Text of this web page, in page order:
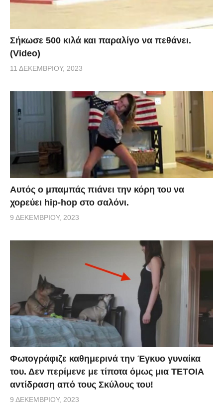
Σήκωσε 500 κιλά και παραλίγο να πεθάνει.
(Video)
11 ΔΕΚΕΜΒΡΊΟΥ, 2023
Αυτός ο μπαμπάς πιάνει την κόρη του να
χορεύει hip-hop στο σαλόνι.
9 ΔΕΚΕΜΒΡΊΟΥ, 2023
Φωτογράφιζε καθημερινά την Έγκυο γυναίκα
του. Δεν περίμενε με τίποτα όμως μια ΤΕΤΟΙΑ
αντίδραση από τους Σκύλους του!
9 ΔΕΚΕΜΒΡΊΟΥ, 2023